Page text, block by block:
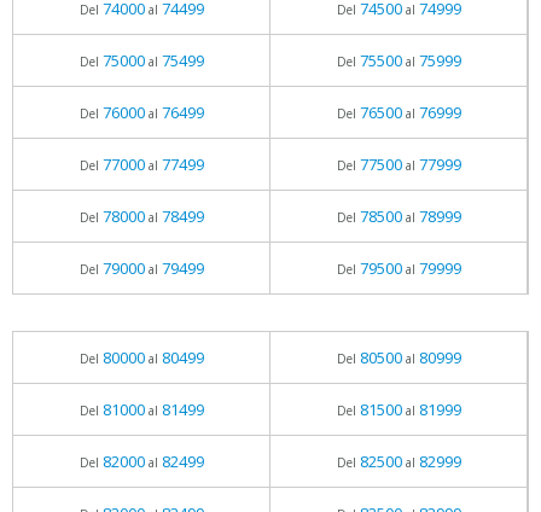
Del 74000al 74499 Del 74500al 74999
Del 75000al 75499 Del 75500al 75999
Del 76000al 76499 Del 76500al 76999
Del 77000al 77499 Del 77500al 77999
Del 78000al 78499 Del 78500al 78999
Del 79000al 79499 Del 79500al 79999
Del 80000al 80499 Del 80500al 80999
Del 81000al 81499 Del 81500al 81999
Del 82000al 82499 Del 82500al 82999